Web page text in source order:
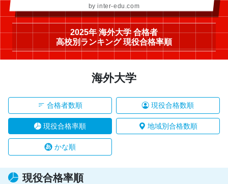
by inter-edu.com
2025年 海外大学 合格者
高校別ランキング 現役合格率順
海外大学
合格者数順 現役合格数順
現役合格率順 地域別合格数順
かな順
現役合格率順